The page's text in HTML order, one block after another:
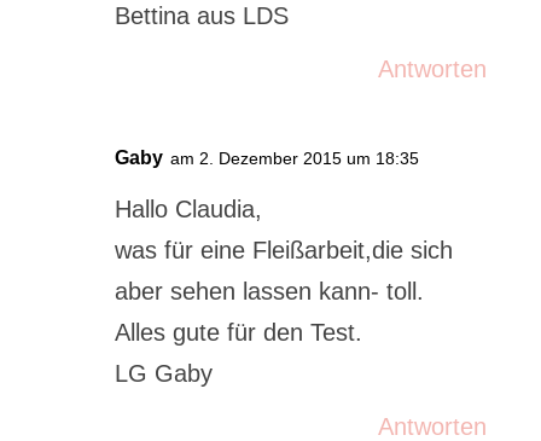
Bettina aus LDS
Antworten
Gaby am 2. Dezember 2015 um 18:35
Hallo Claudia,
was für eine Fleißarbeit,die sich
aber sehen lassen kann- toll.
Alles gute für den Test.
LG Gaby
Antworten